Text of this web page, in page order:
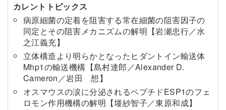
カレントトピックス
病原細菌の定着を阻害する常在細菌の阻害因子の
同定とその阻害メカニズムの解明【岩瀬忠行／水
之江義充】
立体構造より明らかとなったヒダントイン輸送体
Mhp1の輸送機構【島村達郎／Alexander D.
Cameron／岩田 想】
オスマウスの涙に分泌されるペプチドESP1のフェ
ロモン作用機構の解明【𡌶紗智子／東原和成】